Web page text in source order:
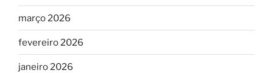
março 2026
fevereiro 2026
janeiro 2026